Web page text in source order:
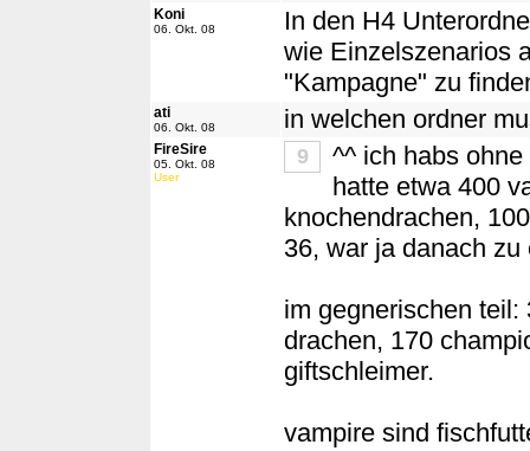
Koni
06. Okt. 08
In den H4
wie Einzelszenarios
"Kampagne" zu
ati
06. Okt. 08 in welchen ordner
FireSire
05. Okt. 08
User
9
^^ ich habs
hatte etwa 400
knochendrachen,
36, war ja danach zu
im gegnerischen teil:
drachen, 170
giftschleimer.
vampire sind